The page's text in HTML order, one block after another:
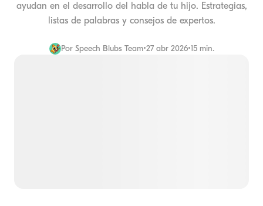
ayudan en el desarrollo del habla de tu hijo. Estrategias,
listas de palabras y consejos de expertos.
Por Speech Blubs Team•27 abr 2026•15 min.